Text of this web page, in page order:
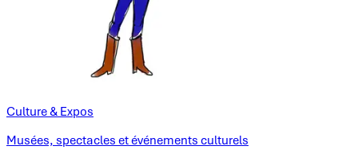
Culture & Expos
Musées, spectacles et événements culturels